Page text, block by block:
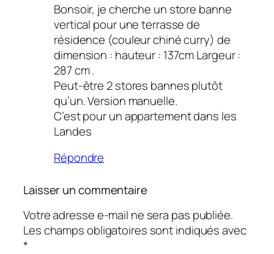
Bonsoir, je cherche un store banne
vertical pour une terrasse de
résidence (couleur chiné curry) de
dimension : hauteur : 137cm Largeur :
287 cm .
Peut-être 2 stores bannes plutôt
qu’un. Version manuelle.
C’est pour un appartement dans les
Landes
Répondre
Laisser un commentaire
Votre adresse e-mail ne sera pas publiée.
Les champs obligatoires sont indiqués avec
*